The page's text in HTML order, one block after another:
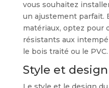
vous souhaitez
un ajustement parfait.
matériaux, optez pour
résistants aux
le bois traité ou le PVC.
Style et design